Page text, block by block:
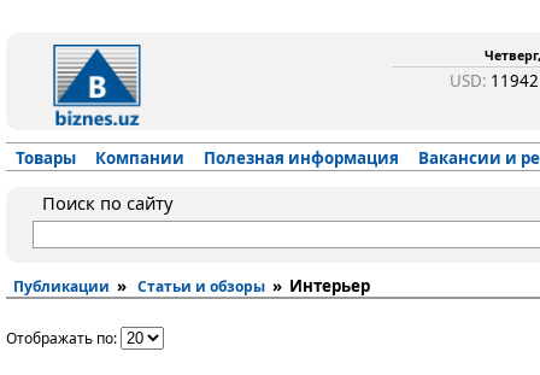
USD:
Товары Компании Полезная информация Вакансии и
Поиск по сайту
Публикации » Статьи и обзоры » Интерьер
Отображать по: